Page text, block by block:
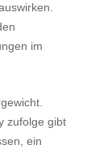
im
zufolge gibt
ein